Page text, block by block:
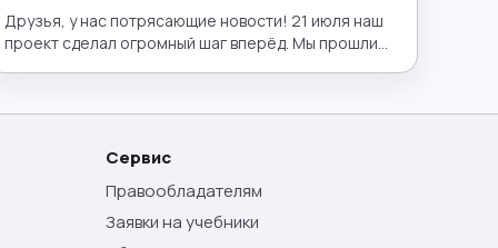
Друзья, у нас потрясающие новости! 21 июля наш
проект сделал огромный шаг вперёд. Мы прошли
запустив полный интерактивный функционал!
место, где можно бесплатно найти нужный учебник
лаборатория и интерактивный класс в одном окне.
Сервис
Правообладателям
Заявки на учебники